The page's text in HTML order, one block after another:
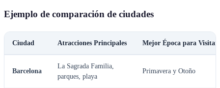
Ejemplo de comparación de ciudades
Ciudad Atracciones Principales Mejor Época para Visitar
Barcelona
La Sagrada Familia,
parques, playa
Primavera y Otoño